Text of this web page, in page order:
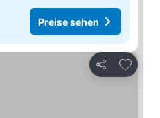
Preise sehen
Teilen
Zu